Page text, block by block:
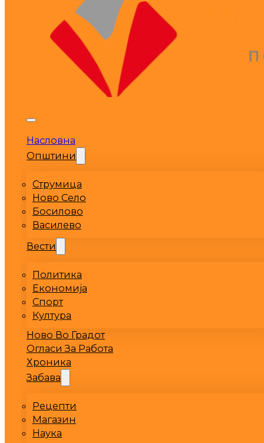
Насловна
Општини
Струмица
Ново Село
Босилово
Василево
Вести
Политика
Економија
Спорт
Култура
Ново Во Градот
Огласи За Работа
Хроника
Забава
Рецепти
Магазин
Наука